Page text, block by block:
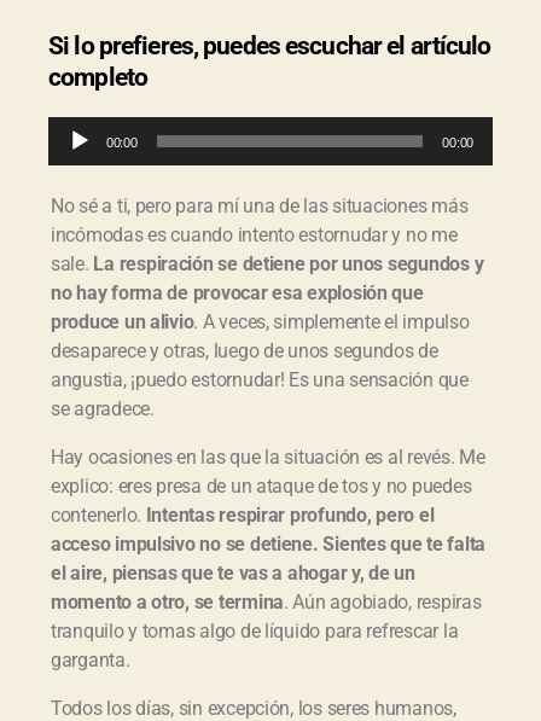
Si lo prefieres, puedes escuchar el artículo
completo
p
r
o
d
u
c
o
r
d
e
u
d
i
o
00:00 00:00
No sé a ti, pero para mí una de las situaciones más
incómodas es cuando intento estornudar y no me
sale. La respiración se detiene por unos segundos y
no hay forma de provocar esa explosión que
produce un alivio. A veces, simplemente el impulso
desaparece y otras, luego de unos segundos de
angustia, ¡puedo estornudar! Es una sensación que
se agradece.
Hay ocasiones en las que la situación es al revés. Me
explico: eres presa de un ataque de tos y no puedes
contenerlo. Intentas respirar profundo, pero el
acceso impulsivo no se detiene. Sientes que te falta
el aire, piensas que te vas a ahogar y, de un
momento a otro, se termina. Aún agobiado, respiras
tranquilo y tomas algo de líquido para refrescar la
garganta.
Todos los días, sin excepción, los seres humanos,